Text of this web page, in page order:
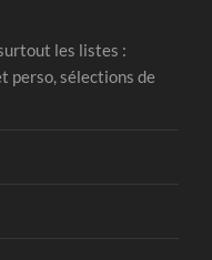
les listes :
perso, sélections de